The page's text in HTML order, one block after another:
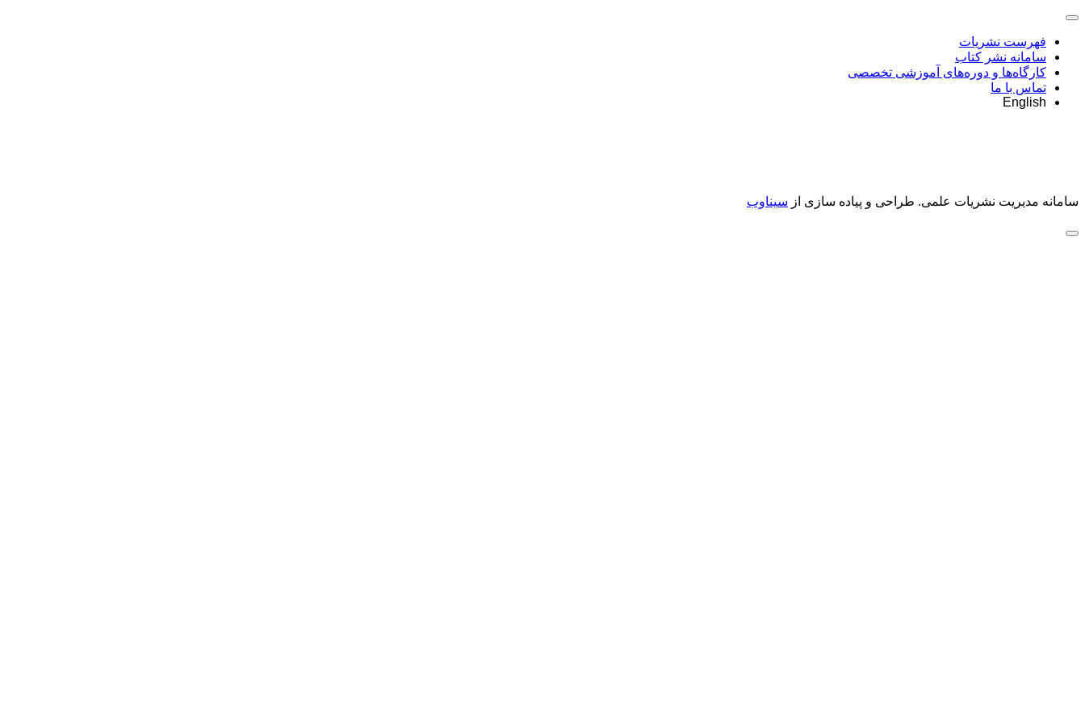
فهرست نشریات
سامانه نشر کتاب
کارگاه‌ها و دوره‌های آموزشی تخصصی
تماس با ما
English
سامانه مدیریت نشریات علمی. طراحی و پیاده سازی از سیناوب